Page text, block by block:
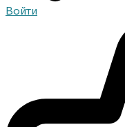
Войти